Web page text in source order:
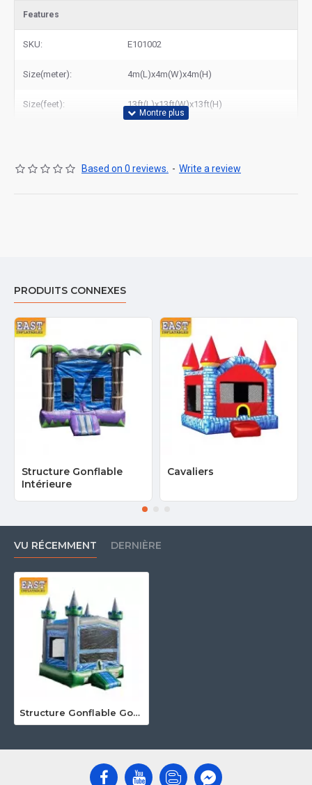
Features
SKU: E101002
Size(meter): 4m(L)x4m(W)x4m(H)
Size(feet): 13ft(L)x13ft(W)x13ft(H)
Based on 0 reviews. - Write a review
PRODUITS CONNEXES
Structure Gonflable
Intérieure
Cavaliers
VU RÉCEMMENT DERNIÈRE
Structure Gonflable Gonflable